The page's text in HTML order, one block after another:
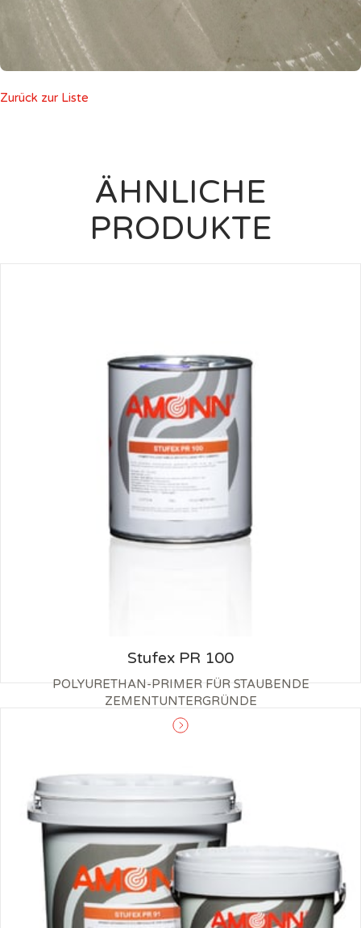
Zurück zur Liste
ÄHNLICHE
PRODUKTE
Stufex PR 100
POLYURETHAN-PRIMER FÜR STAUBENDE
ZEMENTUNTERGRÜNDE